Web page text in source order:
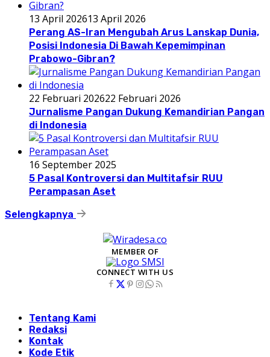
13 April 202613 April 2026
Perang AS-Iran Mengubah Arus Lanskap Dunia,
Posisi Indonesia Di Bawah Kepemimpinan
Prabowo-Gibran?
22 Februari 202622 Februari 2026
Jurnalisme Pangan Dukung Kemandirian Pangan
di Indonesia
16 September 2025
5 Pasal Kontroversi dan Multitafsir RUU
Perampasan Aset
Selengkapnya
MEMBER OF
CONNECT WITH US
Tentang Kami
Redaksi
Kontak
Kode Etik